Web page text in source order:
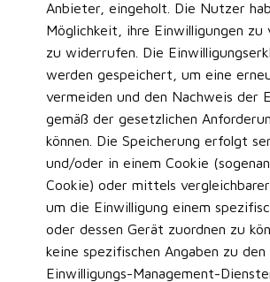
Anbieter, eingeholt. Die Nutzer
Möglichkeit, ihre Einwilligungen zu
zu widerrufen. Die
werden gespeichert, um eine
vermeiden und den Nachweis der
gemäß der gesetzlichen
können. Die Speicherung erfolgt
und/oder in einem Cookie
Cookie) oder mittels vergleichbarer
um die Einwilligung einem
oder dessen Gerät zuordnen zu
keine spezifischen Angaben zu
Einwilligungs-Management-